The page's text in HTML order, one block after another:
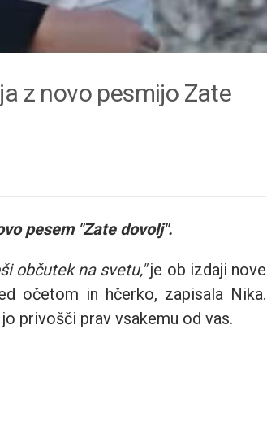
z novo pesmijo Zate
pesem "Zate dovolj".
občutek na svetu,"je ob izdaji nove
očetom in hčerko, zapisala Nika.
privošči prav vsakemu od vas.